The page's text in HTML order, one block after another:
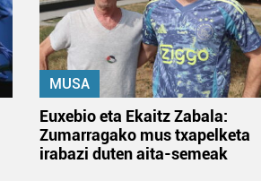
MUSA
Euxebio eta Ekaitz Zabala:
Zumarragako mus txapelketa
irabazi duten aita-semeak